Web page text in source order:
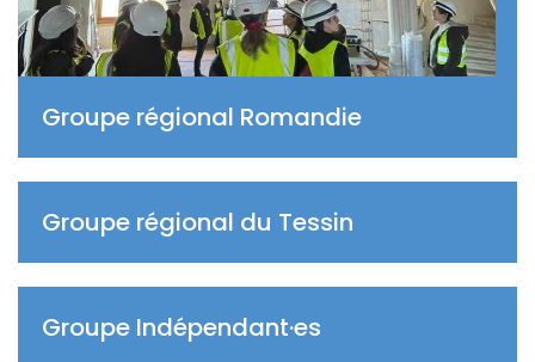
Groupe régional Romandie
Groupe régional du Tessin
Groupe Indépendant·es